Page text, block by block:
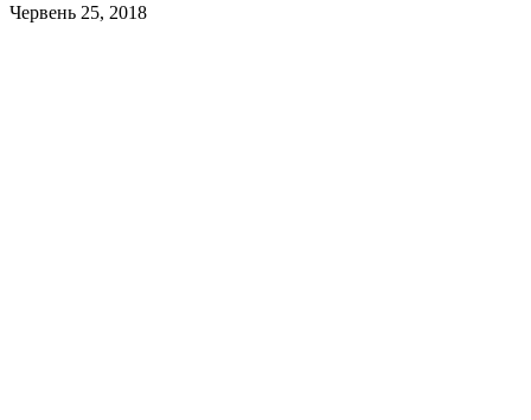
Червень 25, 2018